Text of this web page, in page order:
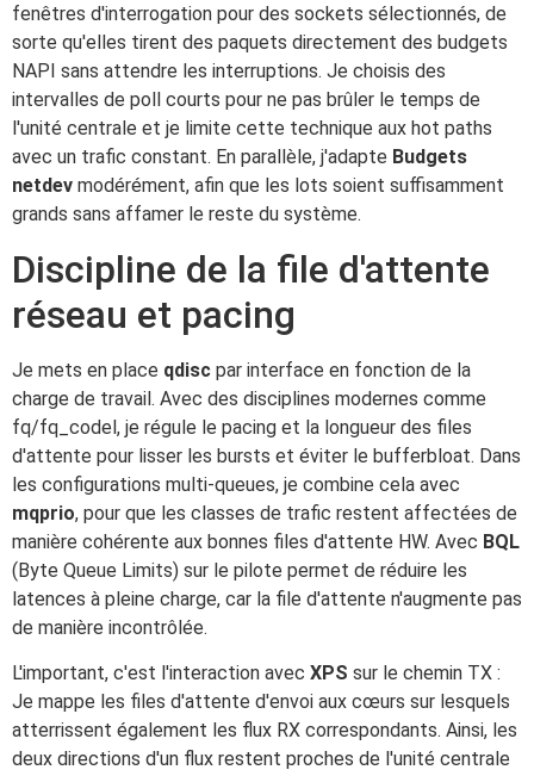
fenêtres d'interrogation pour des sockets sélectionnés, de
sorte qu'elles tirent des paquets directement des budgets
NAPI sans attendre les interruptions. Je choisis des
intervalles de poll courts pour ne pas brûler le temps de
l'unité centrale et je limite cette technique aux hot paths
avec un trafic constant. En parallèle, j'adapte Budgets
netdev modérément, afin que les lots soient suffisamment
grands sans affamer le reste du système.
Discipline de la file d'attente
réseau et pacing
Je mets en place qdisc par interface en fonction de la
charge de travail. Avec des disciplines modernes comme
fq/fq_codel, je régule le pacing et la longueur des files
d'attente pour lisser les bursts et éviter le bufferbloat. Dans
les configurations multi-queues, je combine cela avec
mqprio, pour que les classes de trafic restent affectées de
manière cohérente aux bonnes files d'attente HW. Avec BQL
(Byte Queue Limits) sur le pilote permet de réduire les
latences à pleine charge, car la file d'attente n'augmente pas
de manière incontrôlée.
L'important, c'est l'interaction avec XPS sur le chemin TX :
Je mappe les files d'attente d'envoi aux cœurs sur lesquels
atterrissent également les flux RX correspondants. Ainsi, les
deux directions d'un flux restent proches de l'unité centrale